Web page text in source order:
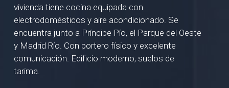
vivienda tiene cocina equipada con
electrodomésticos y aire acondicionado. Se
encuentra junto a Príncipe Pío, el Parque del Oeste
y Madrid Río. Con portero físico y excelente
comunicación. Edificio moderno, suelos de
tarima.